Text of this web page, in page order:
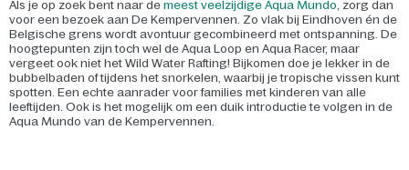
Als je op zoek bent naar de meest veelzijdige Aqua Mundo , zorg dan
voor een bezoek aan De Kempervennen. Zo vlak bij Eindhoven én de
Belgische grens wordt avontuur gecombineerd met ontspanning. De
hoogtepunten zijn toch wel de Aqua Loop en Aqua Racer, maar
vergeet ook niet het Wild Water Rafting! Bijkomen doe je lekker in de
bubbelbaden of tijdens het snorkelen, waarbij je tropische vissen kunt
spotten. Een echte aanrader voor families met kinderen van alle
leeftijden. Ook is het mogelijk om een duik introductie te volgen in de
Aqua Mundo van de Kempervennen.